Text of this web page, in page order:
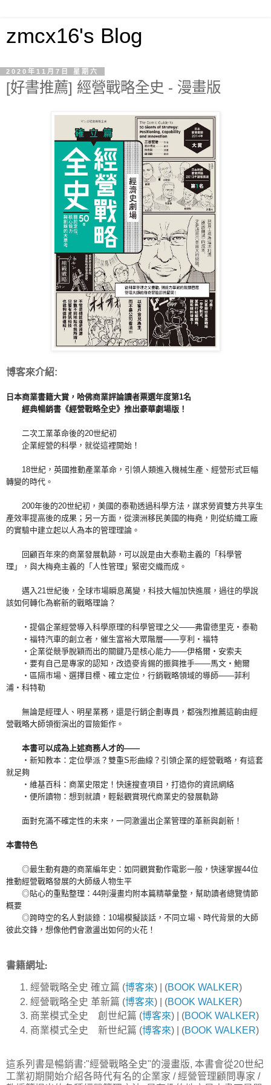
zmcx16's Blog
2020年11月7日 星期六
[好書推薦] 經營戰略全史 - 漫畫版
博客來介紹:
日本商業書籍大賞，哈佛商業評論讀者票選年度第1名
經典暢銷書《經營戰略全史》推出豪華劇場版！
二次工業革命後的20世紀初
企業經營的科學，就從這裡開始！
18世紀，英國推動產業革命，引領人類進入機械生產、經營形式巨幅
轉變的時代。
200年後的20世紀初，美國的泰勒透過科學方法，謀求勞資雙方共享生
產效率提高後的成果；另一方面，從澳洲移民美國的梅堯，則從紡織工廠
的實驗中建立起以人為本的管理理論。
回顧百年來的商業發展軌跡，可以說是由大泰勒主義的「科學管
理」，與大梅堯主義的「人性管理」緊密交織而成。
邁入21世紀後，全球市場瞬息萬變，科技大幅加快進展，過往的學說
該如何轉化為嶄新的戰略理論？
・提倡企業經營導入科學原理的科學管理之父——弗雷德里克・泰勒
・福特汽車的創立者，催生富裕大眾階層——亨利・福特
・企業從競爭脫穎而出的關鍵乃是核心能力——伊格爾・安索夫
・要有自己是專家的認知，改造麥肯錫的振興推手——馬文・鮑爾
・區隔市場、選擇目標、確立定位，行銷戰略領域的導師——菲利
浦・科特勒
無論是經理人、明星業務，還是行銷企劃專員，都強烈推薦這齣由經
營戰略大師領銜演出的冒險鉅作。
本書可以成為上述商務人才的——
・新知教本：定位學派？雙重S形曲線？引領企業的經營戰略，有這套
就足夠
・維基百科：商業史限定！快速搜查項目，打造你的資訊網絡
・便所讀物：想到就讀，輕鬆觀賞現代商業史的發展軌跡
面對充滿不確定性的未來，一同激盪出企業管理的革新與創新！
本書特色
◎最生動有趣的商業編年史：如同觀賞動作電影一般，快速掌握44位
推動經營戰略發展的大師級人物生平
◎貼心的重點整理：44則漫畫均附本篇精華彙整，幫助讀者總覽情節
概要
◎跨時空的名人對談錄：10場模擬談話，不同立場、時代背景的大師
彼此交鋒，想像他們會激盪出如何的火花！
書籍網址:
經營戰略全史 確立篇 (博客來) | (BOOK WALKER)
經營戰略全史 革新篇 (博客來) | (BOOK WALKER)
商業模式全史 創世紀篇 (博客來) | (BOOK WALKER)
商業模式全史 新世紀篇 (博客來) | (BOOK WALKER)
這系列書是暢銷書:"經營戰略全史"的漫畫版, 本書會從20世紀
工業初期開始介紹各時代有名的企業家 / 經營管理顧問專家 /